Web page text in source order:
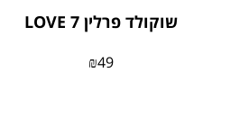
שוקולד פרלין 7 LOVE
₪49